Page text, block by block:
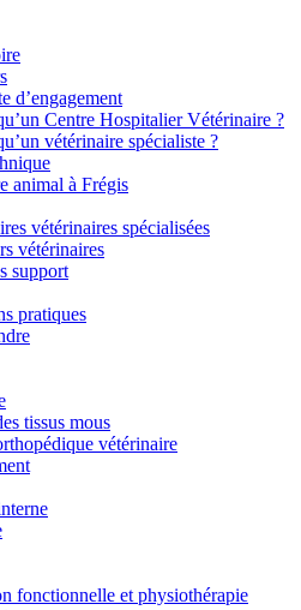
d’engagement
Centre Hospitalier Vétérinaire ?
vétérinaire spécialiste ?
animal à Frégis
vétérinaires spécialisées
vétérinaires
support
pratiques
tissus mous
vétérinaire
fonctionnelle et physiothérapie